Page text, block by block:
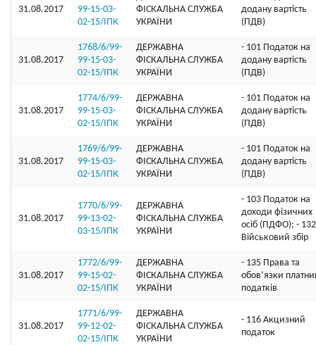
31.08.2017
99-15-03-
02-15/ІПК
ФІСКАЛЬНА СЛУЖБА
УКРАЇНИ
додану вартість
(ПДВ)
31.08.2017
1768/6/99-
99-15-03-
02-15/ІПК
ДЕРЖАВНА
ФІСКАЛЬНА СЛУЖБА
УКРАЇНИ
- 101 Податок на
додану вартість
(ПДВ)
31.08.2017
1774/6/99-
99-15-03-
02-15/ІПК
ДЕРЖАВНА
ФІСКАЛЬНА СЛУЖБА
УКРАЇНИ
- 101 Податок на
додану вартість
(ПДВ)
31.08.2017
1769/6/99-
99-15-03-
02-15/ІПК
ДЕРЖАВНА
ФІСКАЛЬНА СЛУЖБА
УКРАЇНИ
- 101 Податок на
додану вартість
(ПДВ)
31.08.2017
1770/6/99-
99-13-02-
03-15/ІПК
ДЕРЖАВНА
ФІСКАЛЬНА СЛУЖБА
УКРАЇНИ
- 103 Податок на
доходи фізичних
осіб (ПДФО); - 132
Військовий збір
31.08.2017
1772/6/99-
99-15-02-
02-15/ІПК
ДЕРЖАВНА
ФІСКАЛЬНА СЛУЖБА
УКРАЇНИ
- 135 Права та
обов’язки
податків
31.08.2017
1771/6/99-
99-12-02-
02-15/ІПК
ДЕРЖАВНА
ФІСКАЛЬНА СЛУЖБА
УКРАЇНИ
- 116 Акцизний
податок